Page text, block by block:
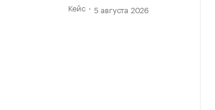
Кейс
5 августа 2026